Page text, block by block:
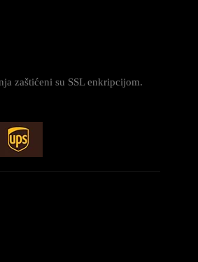
zaštićeni su SSL enkripcijom.